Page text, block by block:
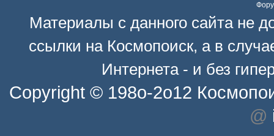
Материалы с данного сайта не
ссылки на Космопоиск, а в
Интернета - и без
Copyright © 198o-2o12
@